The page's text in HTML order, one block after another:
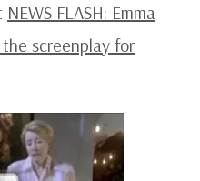
NEWS FLASH: Emma
screenplay for